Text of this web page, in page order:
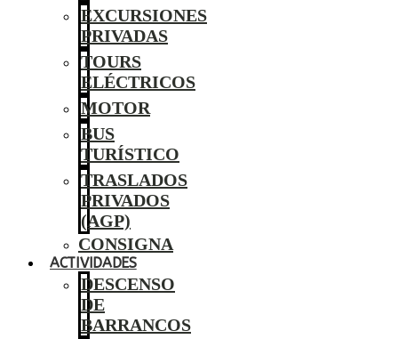
EXCURSIONES
PRIVADAS
TOURS
ELÉCTRICOS
MOTOR
BUS
TURÍSTICO
TRASLADOS
PRIVADOS
(AGP)
CONSIGNA
ACTIVIDADES
DESCENSO
DE
BARRANCOS